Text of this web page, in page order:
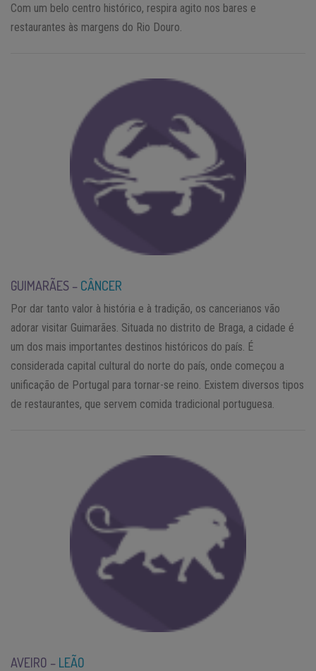
Com um belo centro histórico, respira agito nos bares e
restaurantes às margens do Rio Douro.
GUIMARÃES – CÂNCER
Por dar tanto valor à história e à tradição, os cancerianos vão
adorar visitar Guimarães. Situada no distrito de Braga, a cidade é
um dos mais importantes destinos históricos do país. É
considerada capital cultural do norte do país, onde começou a
unificação de Portugal para tornar-se reino. Existem diversos tipos
de restaurantes, que servem comida tradicional portuguesa.
AVEIRO – LEÃO